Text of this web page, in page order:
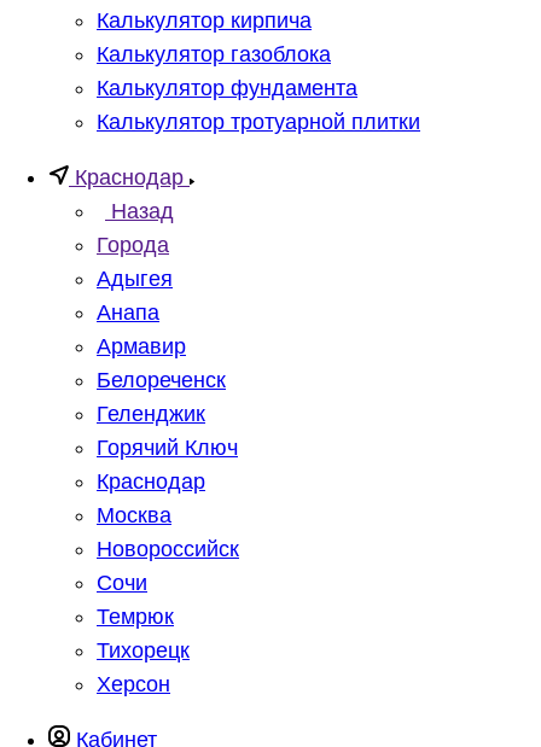
Калькулятор кирпича
Калькулятор газоблока
Калькулятор фундамента
Калькулятор тротуарной плитки
Краснодар
Назад
Города
Адыгея
Анапа
Армавир
Белореченск
Геленджик
Горячий Ключ
Краснодар
Москва
Новороссийск
Сочи
Темрюк
Тихорецк
Херсон
Кабинет